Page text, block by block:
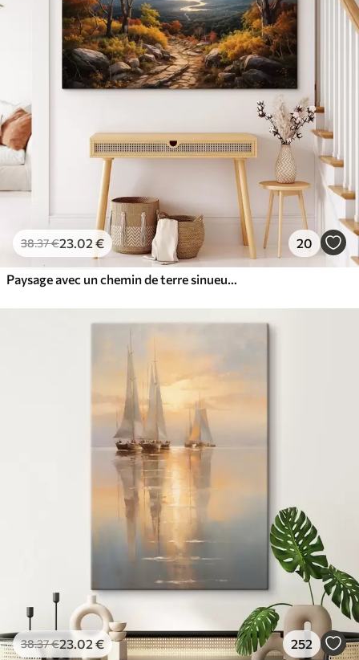
38.37€23.02 € 20
Paysage avec un chemin de terre sinueux traversant une forêt d'arbres aux couleurs automnales et un ciel couchant
38.37€23.02 € 252